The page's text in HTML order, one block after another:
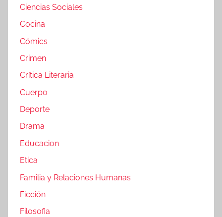
Ciencias Sociales
Cocina
Cómics
Crimen
Crítica Literaria
Cuerpo
Deporte
Drama
Educacion
Etica
Familia y Relaciones Humanas
Ficción
Filosofia